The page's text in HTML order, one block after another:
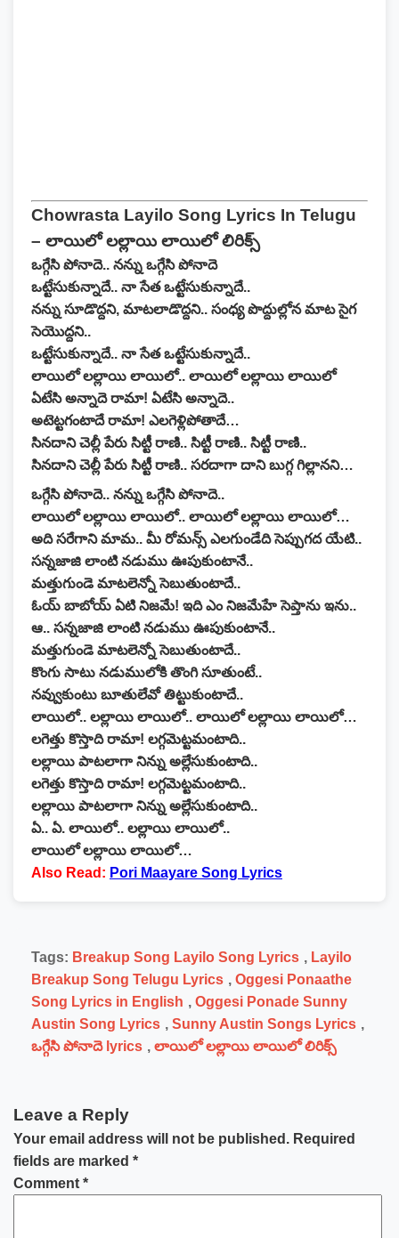
Chowrasta Layilo Song Lyrics In Telugu
– లాయిలో లల్లాయి లాయిలో లిరిక్స్
ఒగ్గేసి పోనాదె.. నన్ను ఒగ్గేసి పోనాదె
ఒట్టేసుకున్నాదే.. నా సేత ఒట్టేసుకున్నాదే..
నన్ను సూడొద్దని, మాటలాడొద్దని.. సంధ్య పొద్దుల్లోన మాట సైగ
సెయొద్దని..
ఒట్టేసుకున్నాదే.. నా సేత ఒట్టేసుకున్నాదే..
లాయిలో లల్లాయి లాయిలో.. లాయిలో లల్లాయి లాయిలో
ఏటేసి అన్నాదె రామా! ఏటేసి అన్నాదె..
అటెట్టగంటాదే రామా! ఎలగెళ్లిపోతాదే…
సినదాని చెల్లీ పేరు సిట్టీ రాణి.. సిట్టీ రాణి.. సిట్టీ రాణి..
సినదాని చెల్లీ పేరు సిట్టీ రాణి.. సరదాగా దాని బుగ్గ గిల్లానని…
ఒగ్గేసి పోనాదె.. నన్ను ఒగ్గేసి పోనాదె..
లాయిలో లల్లాయి లాయిలో.. లాయిలో లల్లాయి లాయిలో…
అది సరేగాని మామ.. మీ రోమన్స్ ఎలగుండేది సెప్పుగద యేటి..
సన్నజాజి లాంటి నడుము ఊపుకుంటానే..
మత్తుగుండె మాటలెన్నో సెబుతుంటాదే..
ఓయ్ బాబోయ్ ఏటి నిజమే! ఇది ఎం నిజమేహే సెప్తాను ఇను..
ఆ.. సన్నజాజి లాంటి నడుము ఊపుకుంటానే..
మత్తుగుండె మాటలెన్నో సెబుతుంటాదే..
కొంగు సాటు నడుములోకి తొంగి సూతుంటే..
నవ్వుకుంటు బూతులేవో తిట్టుకుంటాదే..
లాయిలో.. లల్లాయి లాయిలో.. లాయిలో లల్లాయి లాయిలో…
లగెత్తు కొస్తాది రామా! లగ్గమెట్టమంటాది..
లల్లాయి పాటలాగా నిన్ను అల్లేసుకుంటాది..
లగెత్తు కొస్తాది రామా! లగ్గమెట్టమంటాది..
లల్లాయి పాటలాగా నిన్ను అల్లేసుకుంటాది..
ఏ.. ఏ. లాయిలో.. లల్లాయి లాయిలో..
లాయిలో లల్లాయి లాయిలో…
Also Read: Pori Maayare Song Lyrics
Tags: Breakup Song Layilo Song Lyrics , Layilo
Breakup Song Telugu Lyrics , Oggesi Ponaathe
Song Lyrics in English , Oggesi Ponade Sunny
Austin Song Lyrics , Sunny Austin Songs Lyrics ,
ఒగ్గేసి పోనాదె lyrics , లాయిలో లల్లాయి లాయిలో లిరిక్స్
Leave a Reply
Your email address will not be published. Required
fields are marked *
Comment *